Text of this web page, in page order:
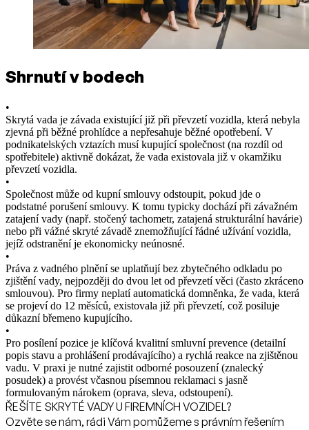
Shrnutí v bodech
•
Skrytá vada je závada existující již při převzetí vozidla, která nebyla
zjevná při běžné prohlídce a nepřesahuje běžné opotřebení. V
podnikatelských vztazích musí kupující společnost (na rozdíl od
spotřebitele) aktivně dokázat, že vada existovala již v okamžiku
převzetí vozidla.
•
Společnost může od kupní smlouvy odstoupit, pokud jde o
podstatné porušení smlouvy. K tomu typicky dochází při závažném
zatajení vady (např. stočený tachometr, zatajená strukturální havárie)
nebo při vážné skryté závadě znemožňující řádné užívání vozidla,
jejíž odstranění je ekonomicky neúnosné.
•
Práva z vadného plnění se uplatňují bez zbytečného odkladu po
zjištění vady, nejpozději do dvou let od převzetí věci (často zkráceno
smlouvou). Pro firmy neplatí automatická domněnka, že vada, která
se projeví do 12 měsíců, existovala již při převzetí, což posiluje
důkazní břemeno kupujícího.
•
Pro posílení pozice je klíčová kvalitní smluvní prevence (detailní
popis stavu a prohlášení prodávajícího) a rychlá reakce na zjištěnou
vadu. V praxi je nutné zajistit odborné posouzení (znalecký
posudek) a provést včasnou písemnou reklamaci s jasně
formulovaným nárokem (oprava, sleva, odstoupení).
ŘEŠÍTE SKRYTÉ VADY U FIREMNÍCH VOZIDEL?
Ozvěte se nám, rádi Vám pomůžeme s právním řešením